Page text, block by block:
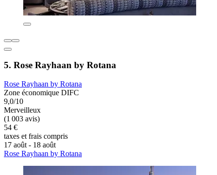
5. Rose Rayhaan by Rotana
Rose Rayhaan by Rotana
Zone économique DIFC
9,0/10
Merveilleux
(1 003 avis)
54 €
taxes et frais compris
17 août - 18 août
Rose Rayhaan by Rotana